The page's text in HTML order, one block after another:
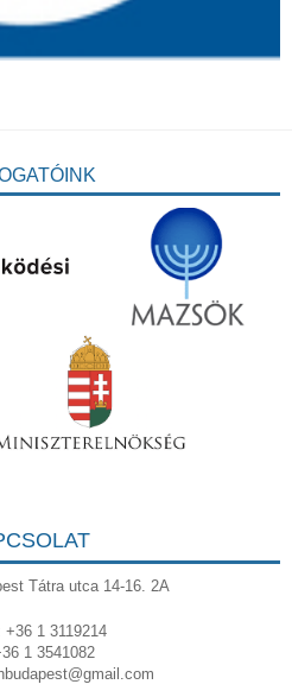
Tátra utca 14-16. 2A
+36 1 3119214
1 3541082